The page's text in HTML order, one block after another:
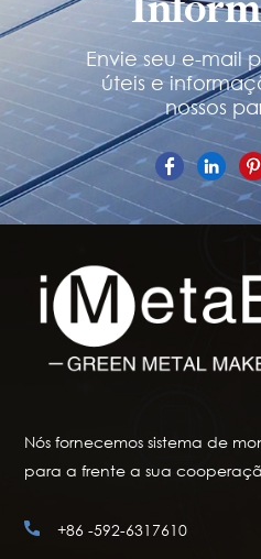
Envie seu e-mail
úteis e
nossos
Nós fornecemos sistema de
para a frente a sua
+86 -592-6317610